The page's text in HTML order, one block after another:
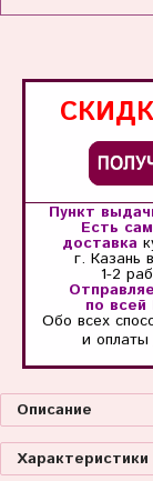
Пункт
Есть
доставка
г. Казань
1-2
по всей
Обо всех
и оплаты
Описание
Характеристики